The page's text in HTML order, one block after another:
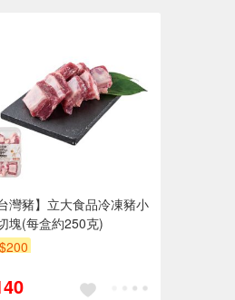
台灣豬】立大食品冷凍豬小
塊(每盒約250克)